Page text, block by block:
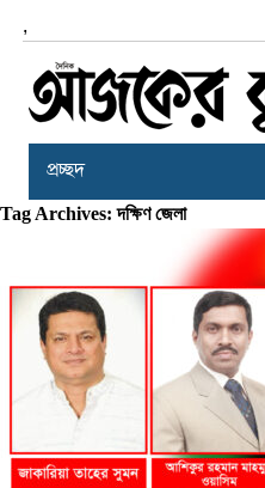
,
প্রচ্ছদ
Tag Archives: দক্ষিণ জেলা